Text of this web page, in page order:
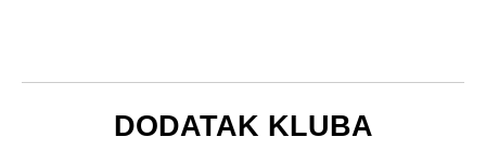
DODATAK KLUBA